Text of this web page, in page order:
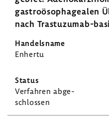
gastro­öso­pha­gealen
nach Trastuzumab-​
Enhertu
Verfahren abge­
schlossen